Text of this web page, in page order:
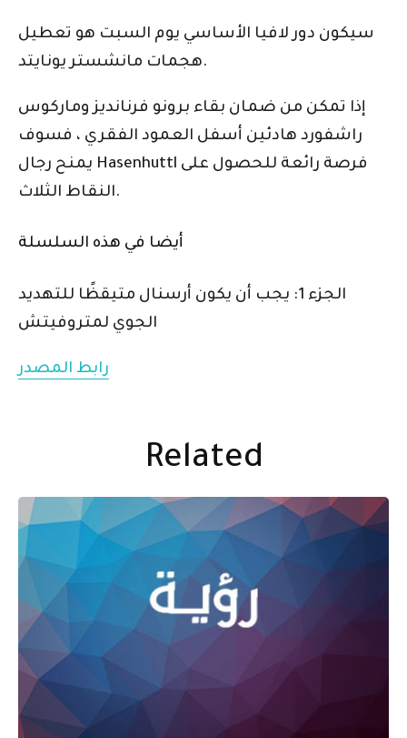
سيكون دور لافيا الأساسي يوم السبت هو تعطيل
هجمات مانشستر يونايتد.
إذا تمكن من ضمان بقاء برونو فرنانديز وماركوس
راشفورد هادئين أسفل العمود الفقري ، فسوف
يمنح رجال Hasenhuttl فرصة رائعة للحصول على
النقاط الثلاث.
أيضا في هذه السلسلة
الجزء 1: يجب أن يكون أرسنال متيقظًا للتهديد
الجوي لمتروفيتش
رابط المصدر
Related